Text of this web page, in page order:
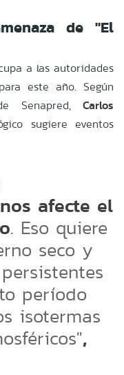
de "El
a las autoridades
este año. Según
Senapred, Carlos
sugiere eventos
afecte el
. Eso quiere
seco y
período
isotermas
,